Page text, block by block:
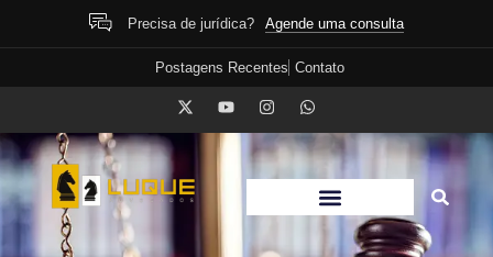
Precisa de jurídica? Agende uma consulta
Postagens Recentes Contato